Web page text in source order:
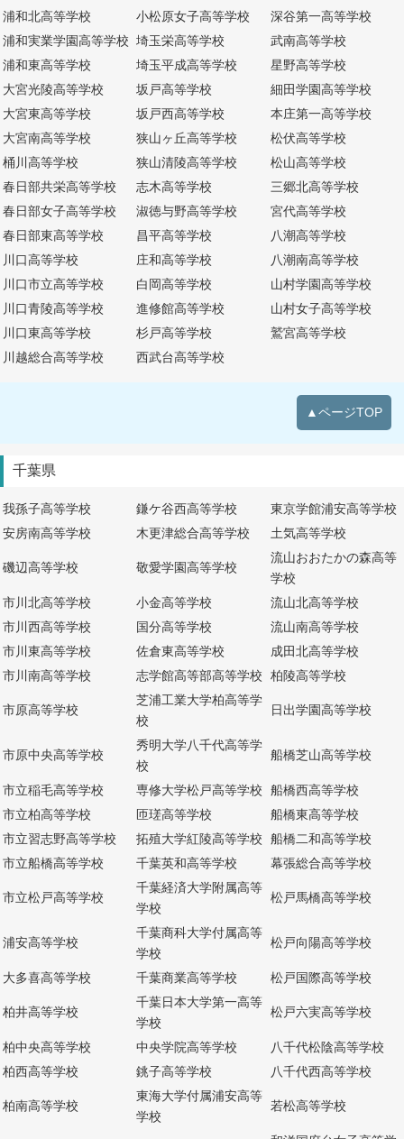
浦和北高等学校
小松原女子高等学校
深谷第一高等学校
浦和実業学園高等学校 埼玉栄高等学校
武南高等学校
浦和東高等学校
埼玉平成高等学校
星野高等学校
大宮光陵高等学校
坂戸高等学校
細田学園高等学校
大宮東高等学校
坂戸西高等学校
本庄第一高等学校
大宮南高等学校
狭山ヶ丘高等学校
松伏高等学校
桶川高等学校
狭山清陵高等学校
松山高等学校
春日部共栄高等学校
志木高等学校
三郷北高等学校
春日部女子高等学校
淑徳与野高等学校
宮代高等学校
春日部東高等学校
昌平高等学校
八潮高等学校
川口高等学校
庄和高等学校
八潮南高等学校
川口市立高等学校
白岡高等学校
山村学園高等学校
川口青陵高等学校
進修館高等学校
山村女子高等学校
川口東高等学校
杉戸高等学校
鷲宮高等学校
川越総合高等学校
西武台高等学校
▲ページTOP
千葉県
我孫子高等学校 鎌ケ谷西高等学校
東京学館浦安高等学校
安房南高等学校
木更津総合高等学校 土気高等学校
磯辺高等学校 敬愛学園高等学校
流山おおたかの森高等
学校
市川北高等学校
小金高等学校
流山北高等学校
市川西高等学校
国分高等学校
流山南高等学校
市川東高等学校
佐倉東高等学校
成田北高等学校
市川南高等学校
志学館高等部高等学校 柏陵高等学校
市原高等学校
芝浦工業大学柏高等学
校
日出学園高等学校
市原中央高等学校
秀明大学八千代高等学
校
船橋芝山高等学校
市立稲毛高等学校 専修大学松戸高等学校
船橋西高等学校
市立柏高等学校
匝瑳高等学校
船橋東高等学校
市立習志野高等学校
拓殖大学紅陵高等学校
船橋二和高等学校
市立船橋高等学校
千葉英和高等学校 幕張総合高等学校
市立松戸高等学校
千葉経済大学附属高等
学校
松戸馬橋高等学校
浦安高等学校
千葉商科大学付属高等
学校
松戸向陽高等学校
大多喜高等学校 千葉商業高等学校 松戸国際高等学校
柏井高等学校
千葉日本大学第一高等
学校
松戸六実高等学校
柏中央高等学校 中央学院高等学校
八千代松陰高等学校
柏西高等学校
銚子高等学校 八千代西高等学校
柏南高等学校
東海大学付属浦安高等
学校
若松高等学校